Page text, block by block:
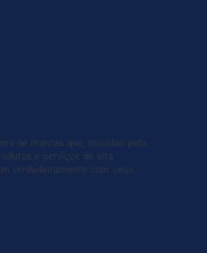
de marcas que, movidas pela
e serviços de alta
verdadeiramente com seus